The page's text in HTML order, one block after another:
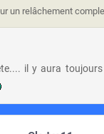
un relâchement
il y aura